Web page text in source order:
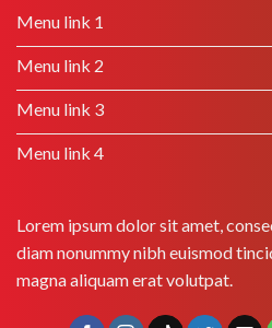
Menu link 1
Menu link 2
Menu link 3
Menu link 4
Lorem ipsum dolor sit amet,
diam nonummy nibh euismod
magna aliquam erat volutpat.